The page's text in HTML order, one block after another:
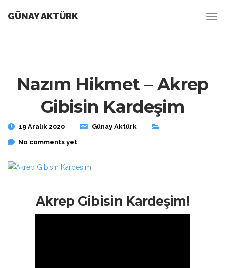
GÜNAY AKTÜRK
Nazım Hikmet – Akrep
Gibisin Kardeşim
19 Aralık 2020
Günay Aktürk
No comments yet
Akrep Gibisin Kardeşim!